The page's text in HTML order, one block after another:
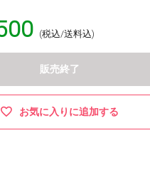
(税込/送料込)
販売終了
お気に入りに追加する